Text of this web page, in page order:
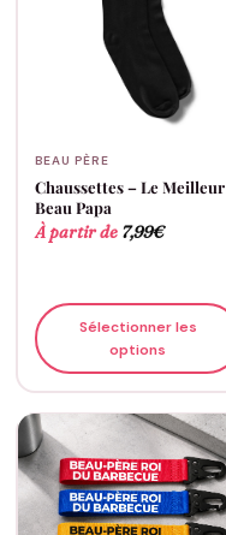
BEAU PÈRE
Chaussettes – Le Meilleur
Beau Papa
À partir de 7,99€
Sélectionner les
options